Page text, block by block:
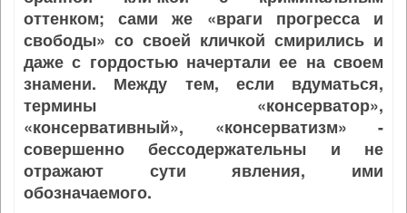
оттенком; сами же «враги прогресса и
свободы» со своей кличкой смирились и
даже с гордостью начертали ее на своем
знамени. Между тем, если вдуматься,
термины «консерватор»,
«консервативный», «консерватизм» -
совершенно бессодержательны и не
отражают сути явления, ими
обозначаемого.